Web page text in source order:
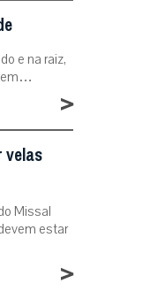
e na raiz,
>
velas
Missal
estar
>